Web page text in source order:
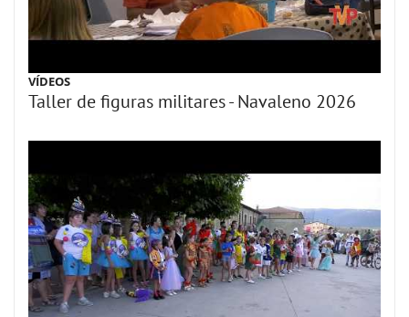
VÍDEOS
Taller de figuras militares - Navaleno 2026